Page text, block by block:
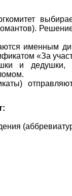
именным
«За
и дедушки,